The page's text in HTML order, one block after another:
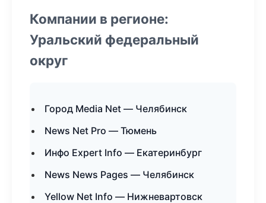
Компании в регионе:
Уральский федеральный
округ
Город Media Net — Челябинск
News Net Pro — Тюмень
Инфо Expert Info — Екатеринбург
News News Pages — Челябинск
Yellow Net Info — Нижневартовск